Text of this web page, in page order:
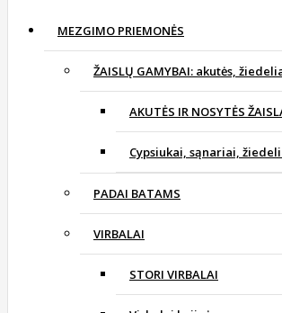
MEZGIMO PRIEMONĖS
ŽAISLŲ GAMYBAI: akutės,
AKUTĖS IR NOSYTĖS
Cypsiukai, sąnariai,
PADAI BATAMS
VIRBALAI
STORI VIRBALAI